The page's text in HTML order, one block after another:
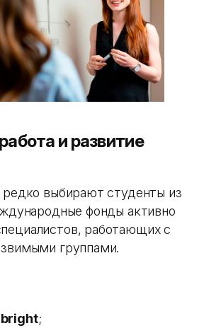
и развитие
редко выбирают студенты из
фонды активно
работающих с
группами.
;